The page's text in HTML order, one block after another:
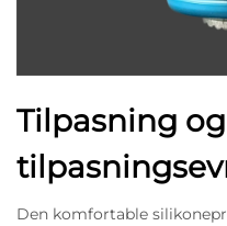
Tilpasning og
Den komfortable